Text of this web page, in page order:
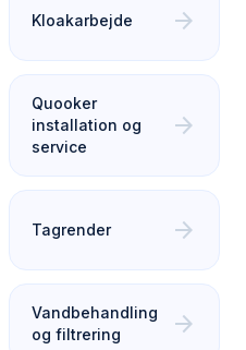
Kloakarbejde arrow_forward
Quooker
installation og
service
arrow_forward
Tagrender arrow_forward
Vandbehandling
og filtrering
arrow_forward